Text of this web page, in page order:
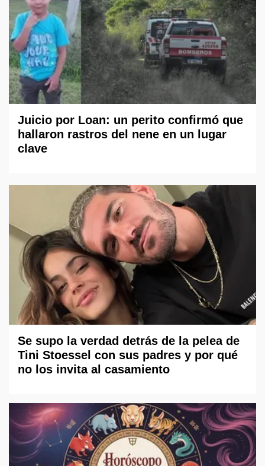
Juicio por Loan: un perito confirmó que
hallaron rastros del nene en un lugar
clave
Se supo la verdad detrás de la pelea de
Tini Stoessel con sus padres y por qué
no los invita al casamiento